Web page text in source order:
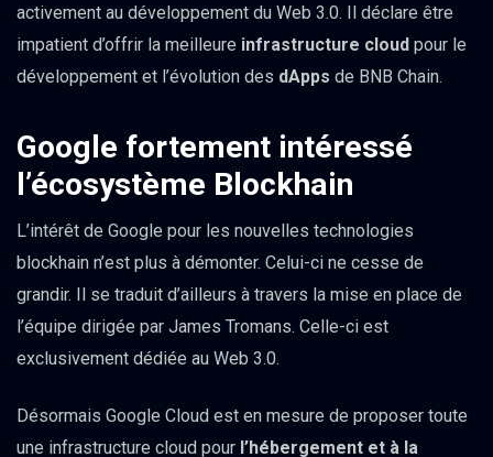
activement au développement du Web 3.0. Il déclare être
impatient d’offrir la meilleure infrastructure cloud pour le
développement et l’évolution des dApps de BNB Chain.
Google fortement intéressé
l’écosystème Blockhain
L’intérêt de Google pour les nouvelles technologies
blockhain n’est plus à démonter. Celui-ci ne cesse de
grandir. Il se traduit d’ailleurs à travers la mise en place de
l’équipe dirigée par James Tromans. Celle-ci est
exclusivement dédiée au Web 3.0.
Désormais Google Cloud est en mesure de proposer toute
une infrastructure cloud pour l’hébergement et à la